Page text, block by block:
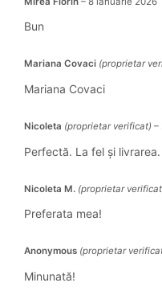
Bun
Mariana Covaci (proprietar
Mariana Covaci
Nicoleta (proprietar verificat) –
Perfectă. La fel și livrarea.
Nicoleta M. (proprietar
Preferata mea!
Anonymous (proprietar
Minunată!